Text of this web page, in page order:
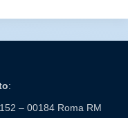
:
– 00184 Roma RM